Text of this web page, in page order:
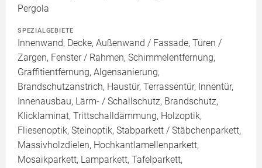
Pergola
SPEZIALGEBIETE
Innenwand, Decke, Außenwand / Fassade, Türen /
Zargen, Fenster / Rahmen, Schimmelentfernung,
Graffitientfernung, Algensanierung,
Brandschutzanstrich, Haustür, Terrassentür, Innentür,
Innenausbau, Lärm- / Schallschutz, Brandschutz,
Klicklaminat, Trittschalldämmung, Holzoptik,
Fliesenoptik, Steinoptik, Stabparkett / Stäbchenparkett,
Massivholzdielen, Hochkantlamellenparkett,
Mosaikparkett, Lamparkett, Tafelparkett,